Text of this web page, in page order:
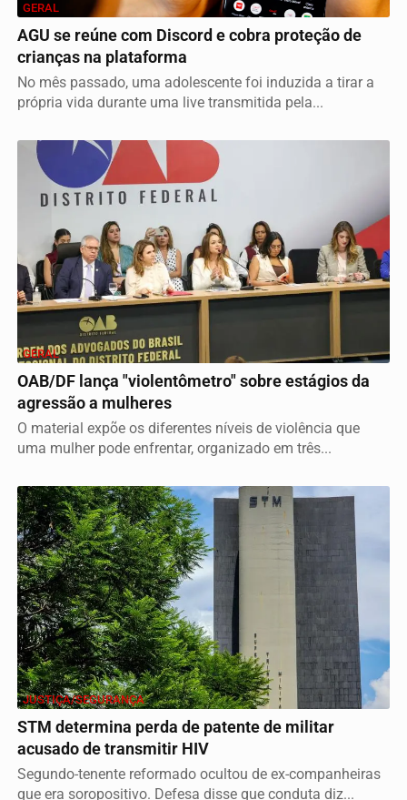
GERAL
AGU se reúne com Discord e cobra proteção de
crianças na plataforma
No mês passado, uma adolescente foi induzida a tirar a
própria vida durante uma live transmitida pela...
GERAL
OAB/DF lança "violentômetro" sobre estágios da
agressão a mulheres
O material expõe os diferentes níveis de violência que
uma mulher pode enfrentar, organizado em três...
JUSTIÇA/SEGURANÇA
STM determina perda de patente de militar
acusado de transmitir HIV
Segundo-tenente reformado ocultou de ex-companheiras
que era soropositivo. Defesa disse que conduta diz...